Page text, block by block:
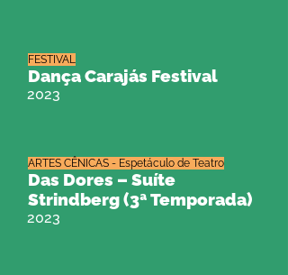
Dança Carajás Festival
2023
FESTIVAL
Das Dores – Suíte
Strindberg (3ª Temporada)
2023
ARTES CÊNICAS - Espetáculo de Teatro